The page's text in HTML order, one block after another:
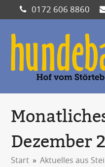
0172 606 8860
Dezember
Start » Aktuelles aus